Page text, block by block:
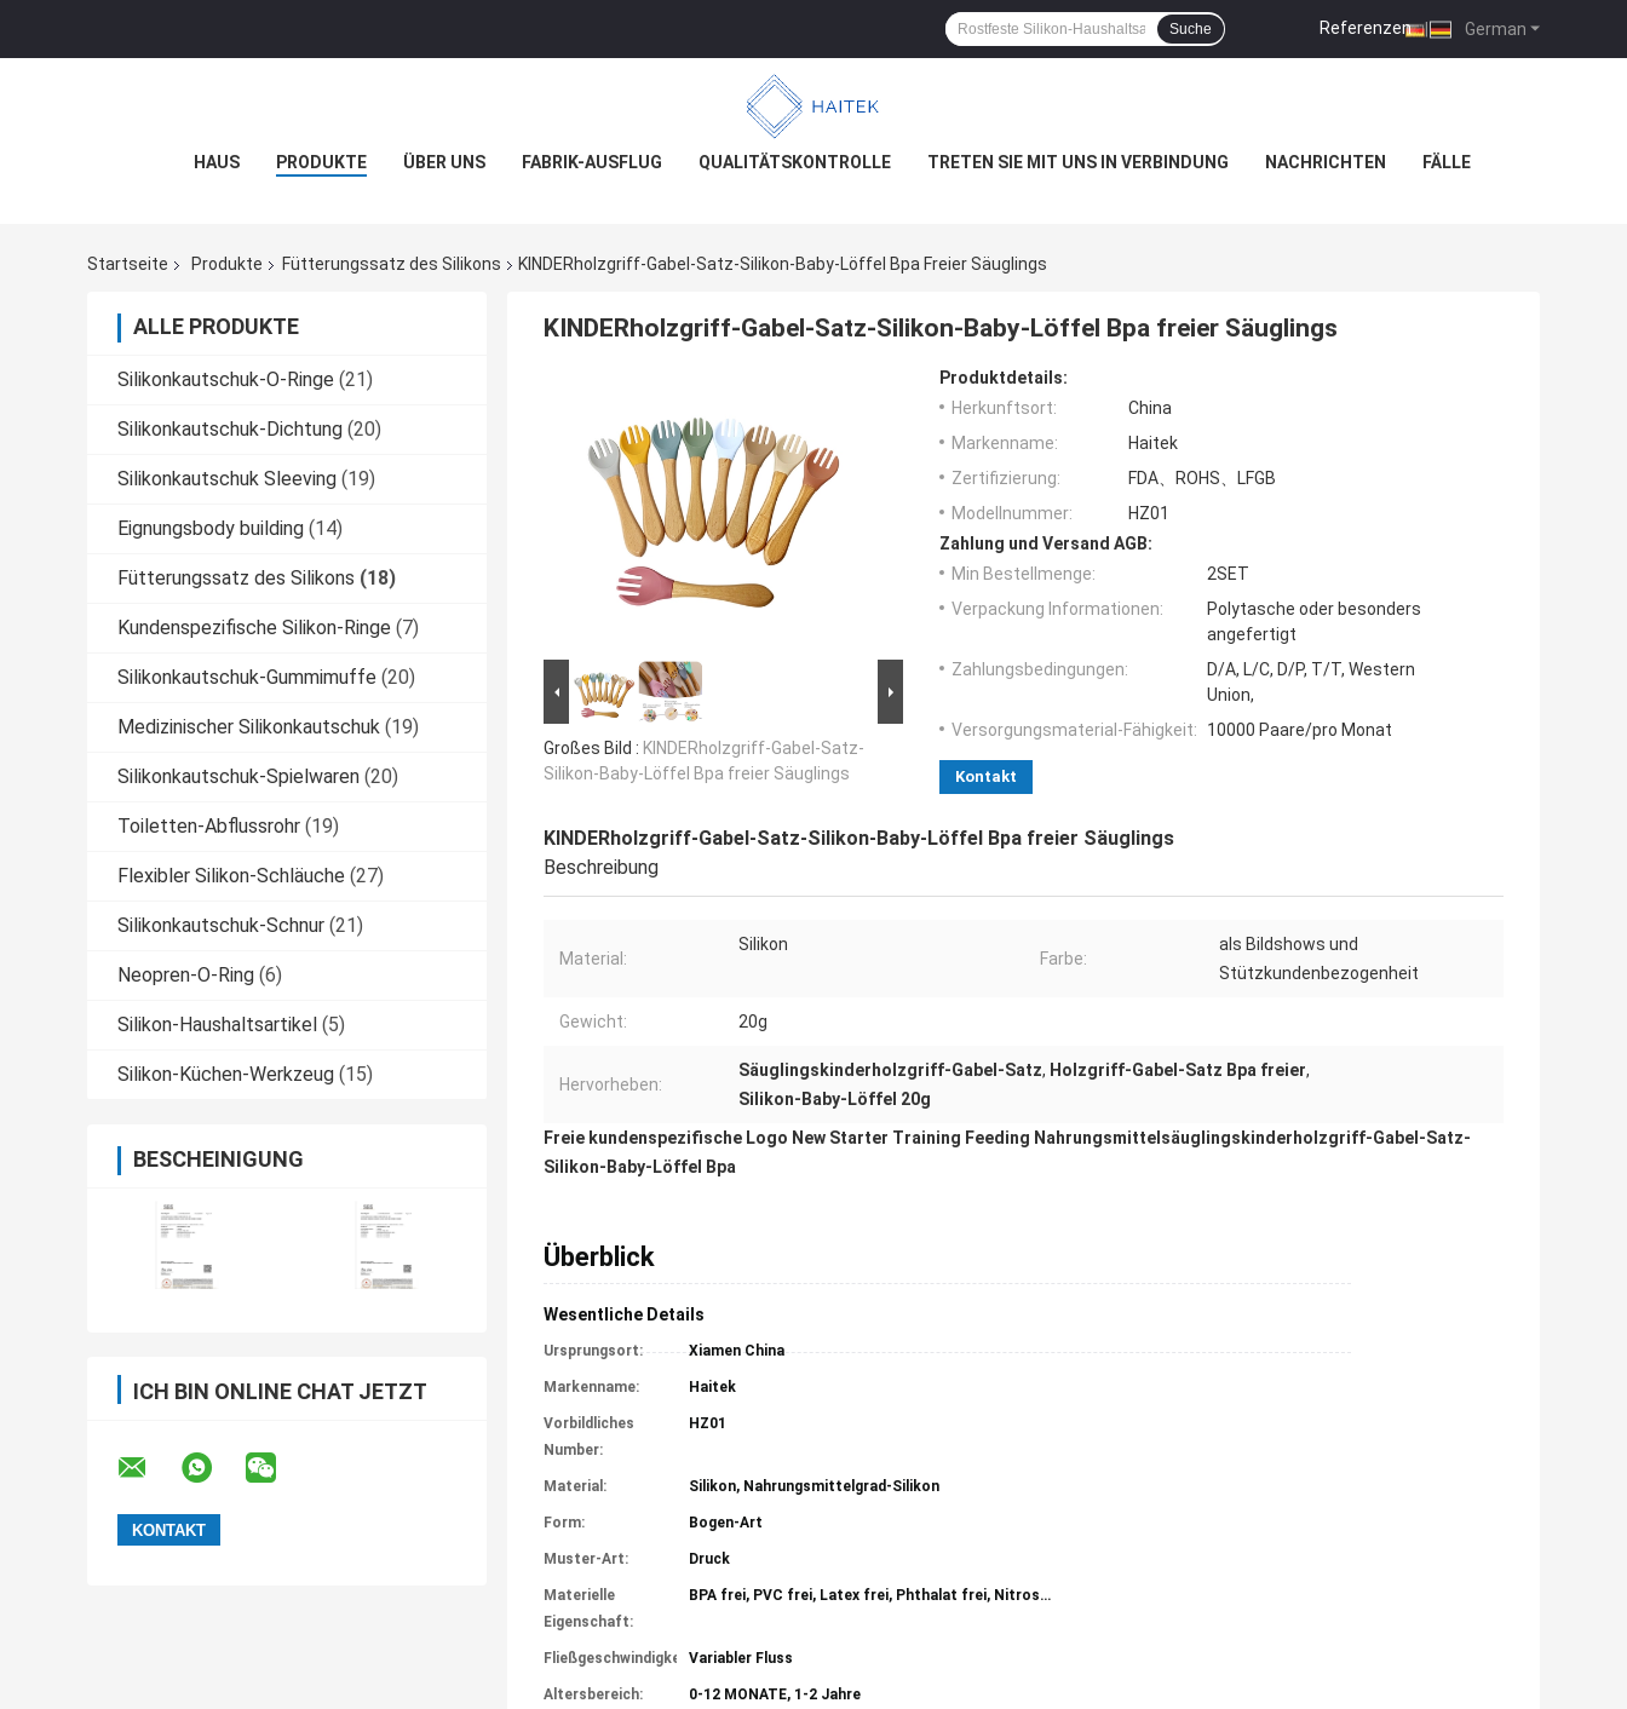
German
Referenzen |
Suche
HAUS PRODUKTE ÜBER UNS FABRIK-AUSFLUG QUALITÄTSKONTROLLE TRETEN SIE MIT UNS IN VERBINDUNG NACHRICHTEN FÄLLE
Startseite Produkte Fütterungssatz des Silikons KINDERholzgriff-Gabel-Satz-Silikon-Baby-Löffel Bpa Freier Säuglings
ALLE PRODUKTE
Silikonkautschuk-O-Ringe (21)
Silikonkautschuk-Dichtung (20)
Silikonkautschuk Sleeving (19)
Eignungsbody building (14)
Fütterungssatz des Silikons (18)
Kundenspezifische Silikon-Ringe (7)
Silikonkautschuk-Gummimuffe (20)
Medizinischer Silikonkautschuk (19)
Silikonkautschuk-Spielwaren (20)
Toiletten-Abflussrohr (19)
Flexibler Silikon-Schläuche (27)
Silikonkautschuk-Schnur (21)
Neopren-O-Ring (6)
Silikon-Haushaltsartikel (5)
Silikon-Küchen-Werkzeug (15)
BESCHEINIGUNG
ICH BIN ONLINE CHAT JETZT
KINDERholzgriff-Gabel-Satz-Silikon-Baby-Löffel Bpa freier Säuglings
Großes Bild : KINDERholzgriff-Gabel-Satz-
Silikon-Baby-Löffel Bpa freier Säuglings
Produktdetails:
Herkunftsort:
China
Markenname:
Haitek
Zertifizierung:
FDA、ROHS、LFGB
Modellnummer:
HZ01
Zahlung und Versand AGB:
Min Bestellmenge:
2SET
Verpackung Informationen:
Polytasche oder besonders
angefertigt
Zahlungsbedingungen:
D/A, L/C, D/P, T/T, Western
Union,
Versorgungsmaterial-Fähigkeit:
10000 Paare/pro Monat
Kontakt
KINDERholzgriff-Gabel-Satz-Silikon-Baby-Löffel Bpa freier Säuglings
Beschreibung
Material:
Silikon
Farbe:
als Bildshows und
Stützkundenbezogenheit
Gewicht: 20g
Hervorheben:
Säuglingskinderholzgriff-Gabel-Satz, Holzgriff-Gabel-Satz Bpa freier,
Silikon-Baby-Löffel 20g
Freie kundenspezifische Logo New Starter Training Feeding Nahrungsmittelsäuglingskinderholzgriff-Gabel-Satz-
Silikon-Baby-Löffel Bpa
Überblick
Wesentliche Details
Ursprungsort: Xiamen China
Markenname: Haitek
Vorbildliches
Number:
HZ01
Material: Silikon, Nahrungsmittelgrad-Silikon
Form: Bogen-Art
Muster-Art: Druck
Materielle
Eigenschaft:
BPA frei, PVC frei, Latex frei, Phthalat frei, Nitrosamin frei
Fließgeschwindigkeit:Variabler Fluss
Altersbereich: 0-12 MONATE, 1-2 Jahre